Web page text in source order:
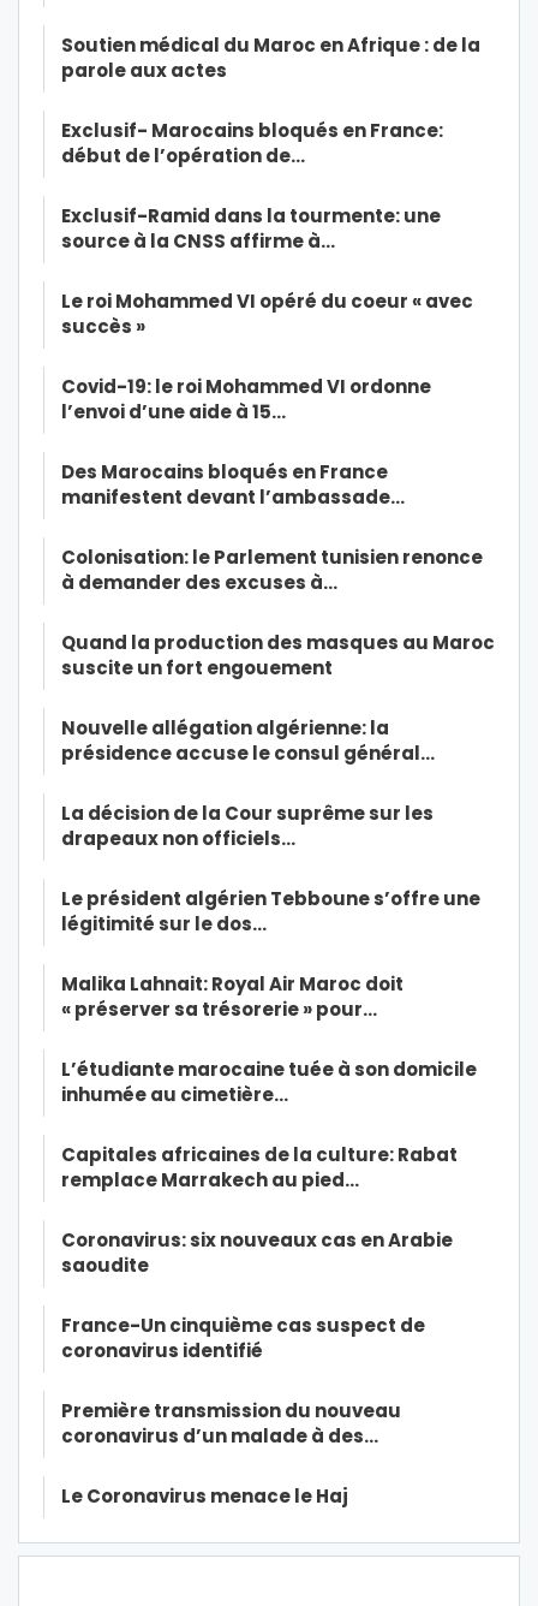
Soutien médical du Maroc en Afrique : de la
parole aux actes
Exclusif- Marocains bloqués en France:
début de l’opération de…
Exclusif-Ramid dans la tourmente: une
source à la CNSS affirme à…
Le roi Mohammed VI opéré du coeur « avec
succès »
Covid-19: le roi Mohammed VI ordonne
l’envoi d’une aide à 15…
Des Marocains bloqués en France
manifestent devant l’ambassade…
Colonisation: le Parlement tunisien renonce
à demander des excuses à…
Quand la production des masques au Maroc
suscite un fort engouement
Nouvelle allégation algérienne: la
présidence accuse le consul général…
La décision de la Cour suprême sur les
drapeaux non officiels…
Le président algérien Tebboune s’offre une
légitimité sur le dos…
Malika Lahnait: Royal Air Maroc doit
« préserver sa trésorerie » pour…
L’étudiante marocaine tuée à son domicile
inhumée au cimetière…
Capitales africaines de la culture: Rabat
remplace Marrakech au pied…
Coronavirus: six nouveaux cas en Arabie
saoudite
France-Un cinquième cas suspect de
coronavirus identifié
Première transmission du nouveau
coronavirus d’un malade à des…
Le Coronavirus menace le Haj